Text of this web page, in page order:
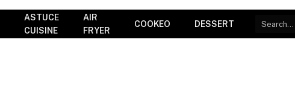
ASTUCE
CUISINE
AIR
FRYER
COOKEO DESSERT